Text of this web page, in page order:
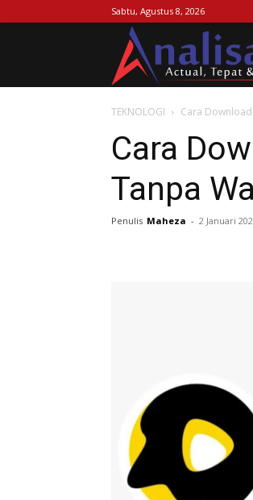
Sabtu, Agustus 8, 2026
TEKNOLOGI Cara
Cara
Tanpa
Penulis Maheza - 2 Januari